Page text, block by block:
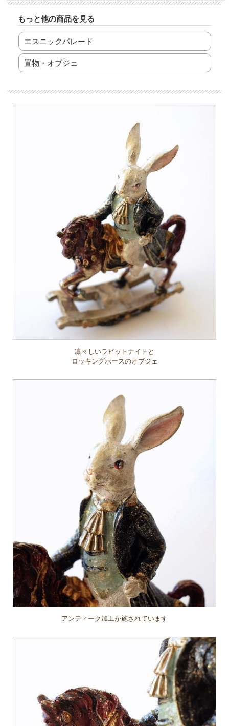
もっと他の商品を見る
エスニックパレード
置物・オブジェ
凛々しいラビットナイトと
ロッキングホースのオブジェ
アンティーク加工が施されています